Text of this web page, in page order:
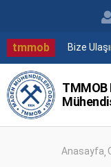
tmmob Bize
TMMOB
Anasayfa